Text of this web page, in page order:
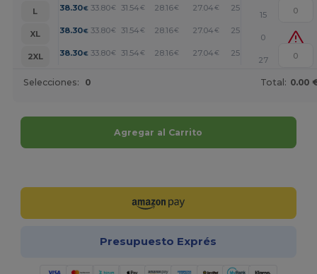
L
38.30€ 33.80€ 31.54€ 28.16€ 27.04€ 25.91
15
XL
38.30€ 33.80€ 31.54€ 28.16€ 27.04€ 25.91
0
2XL
38.30€ 33.80€ 31.54€ 28.16€ 27.04€ 25.91 +
27
Selecciones: 0 Total: 0.00
Agregar al Carrito
Presupuesto Exprés